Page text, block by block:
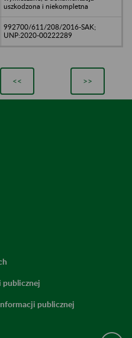
uszkodzona i niekompletna
992700/611/208/2016-SAK;
UNP:2020-00222289
<< >>
publicznej
publicznej